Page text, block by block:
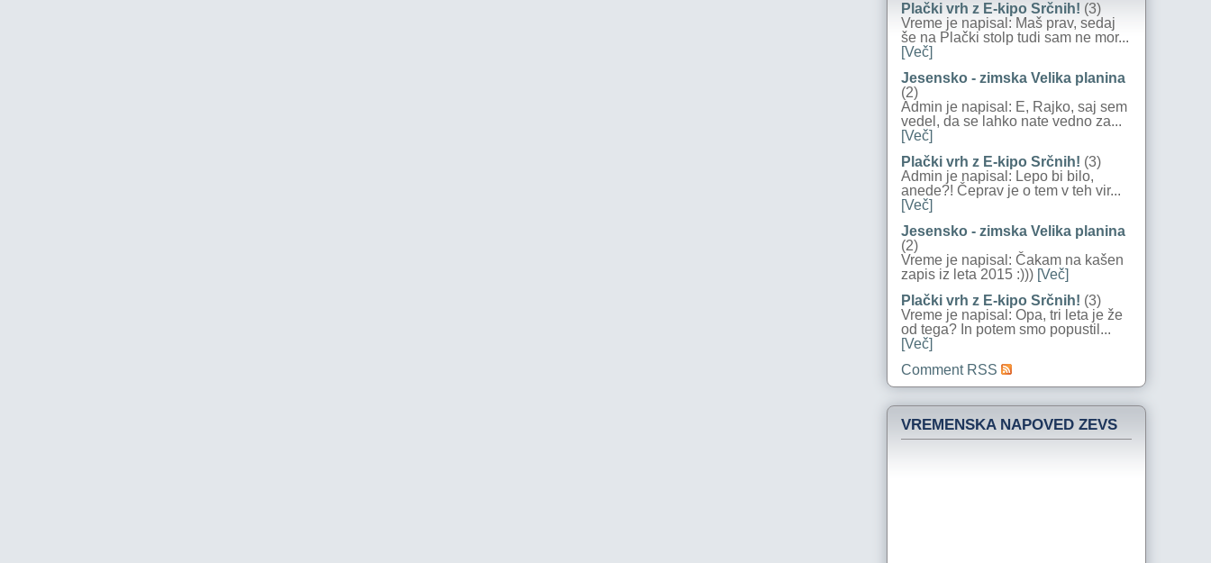
Plački vrh z E-kipo Srčnih! (3)
Vreme je napisal: Maš prav, sedaj
še na Plački stolp tudi sam ne mor...
[Več]
Jesensko - zimska Velika planina
(2)
Admin je napisal: E, Rajko, saj sem
vedel, da se lahko nate vedno za...
[Več]
Plački vrh z E-kipo Srčnih! (3)
Admin je napisal: Lepo bi bilo,
anede?! Čeprav je o tem v teh vir...
[Več]
Jesensko - zimska Velika planina
(2)
Vreme je napisal: Čakam na kašen
zapis iz leta 2015 :))) [Več]
Plački vrh z E-kipo Srčnih! (3)
Vreme je napisal: Opa, tri leta je že
od tega? In potem smo popustil...
[Več]
Comment RSS
VREMENSKA NAPOVED ZEVS